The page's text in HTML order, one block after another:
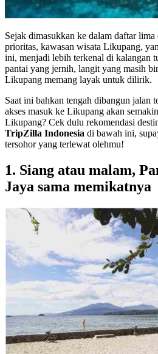
Sejak dimasukkan ke dalam daftar lima
prioritas, kawasan wisata Likupang,
ini, menjadi lebih terkenal di kalangan
pantai yang jernih, langit yang masih
Likupang memang layak untuk dilirik.
Saat ini bahkan tengah dibangun jalan
akses masuk ke Likupang akan
Likupang? Cek dulu rekomendasi
TripZilla Indonesia di bawah ini,
tersohor yang terlewat olehmu!
1. Siang atau malam,
Jaya sama memikatnya